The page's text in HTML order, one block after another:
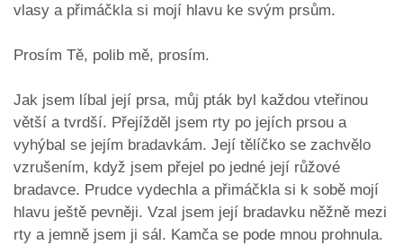
vlasy a přimáčkla si mojí hlavu ke svým prsům.
Prosím Tě, polib mě, prosím.
Jak jsem líbal její prsa, můj pták byl každou vteřinou
větší a tvrdší. Přejížděl jsem rty po jejích prsou a
vyhýbal se jejím bradavkám. Její tělíčko se zachvělo
vzrušením, když jsem přejel po jedné její růžové
bradavce. Prudce vydechla a přimáčkla si k sobě mojí
hlavu ještě pevněji. Vzal jsem její bradavku něžně mezi
rty a jemně jsem ji sál. Kamča se pode mnou prohnula.